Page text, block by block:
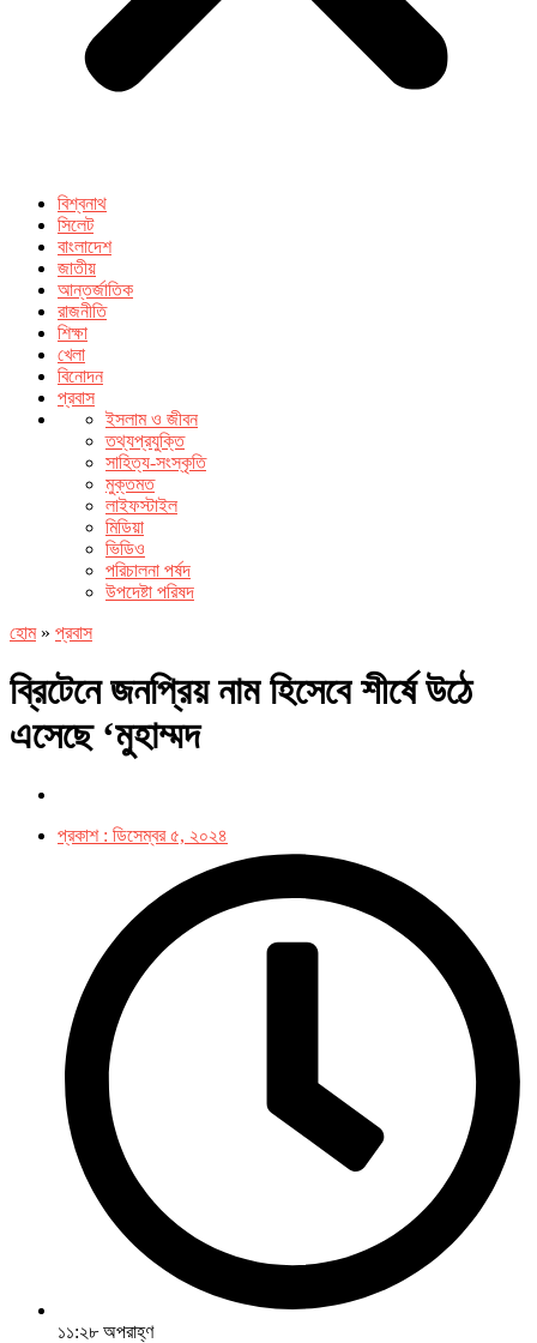
বিশ্বনাথ
সিলেট
বাংলাদেশ
জাতীয়
আন্তর্জাতিক
রাজনীতি
শিক্ষা
খেলা
বিনোদন
প্রবাস
ইসলাম ও জীবন
তথ্যপ্রযুক্তি
সাহিত্য-সংস্কৃতি
মুক্তমত
লাইফস্টাইল
মিডিয়া
ভিডিও
পরিচালনা পর্ষদ
উপদেষ্টা পরিষদ
হোম» প্রবাস
ব্রিটেনে জনপ্রিয় নাম হিসেবে শীর্ষে উঠে
এসেছে ‘মুহাম্মদ
প্রকাশ : ডিসেম্বর ৫, ২০২৪
১১:২৮ অপরাহ্ণ